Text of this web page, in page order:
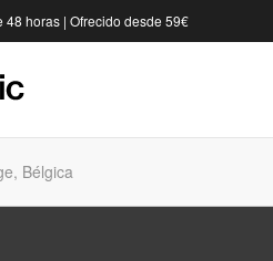
48 horas | Ofrecido desde 59€
Bélgica